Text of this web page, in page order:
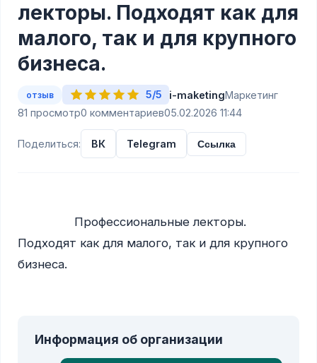
лекторы. Подходят как для
малого, так и для крупного
бизнеса.
отзыв 5/5 i-maketingМаркетинг
81 просмотр0 комментариев05.02.2026 11:44
Поделиться: ВК Telegram Ссылка
Подходят как для малого, так и для крупного
бизнеса.
Информация об организации